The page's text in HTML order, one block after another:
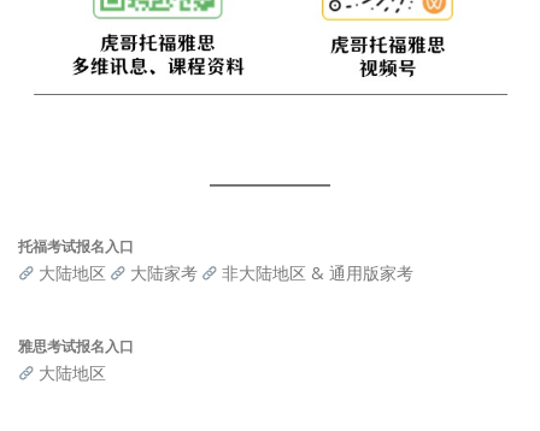
托福考试报名入口
大陆地区 大陆家考 非大陆地区 & 通用版家考
雅思考试报名入口
大陆地区